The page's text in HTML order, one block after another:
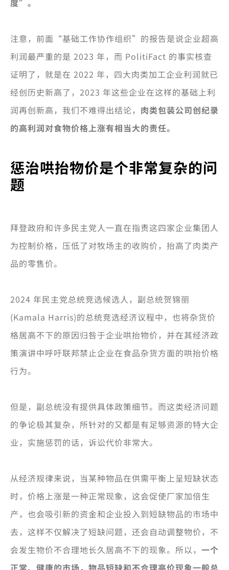
注意，前面“基础工作协作组织”的报告是说企业超高
利润最严重的是 2023 年，而 PolitiFact 的事实核查
证明了，就是在 2022 年，四大肉类加工企业利润就已
经创历史新高了，2023 年这些企业在这样的基础上利
润再创新高，我们不难得出结论， 肉类包装公司创纪录
的高利润对食物价格上涨有相当大的责任。
惩治哄抬物价是个非常复杂的问
题
拜登政府和许多民主党人一直在指责这四家企业集团人
为控制价格，压低了对牧场主的收购价，抬高了肉类产
品的零售价。
2024 年民主党总统竞选候选人，副总统贺锦丽
(Kamala Harris)的总统竞选经济议程中，也将杂货价
格居高不下的原因归咎于企业哄抬物价，并在其经济政
策演讲中呼吁联邦禁止企业在食品杂货方面的哄抬价格
行为。
但是，副总统没有提供具体政策细节。而这类经济问题
的争论极其复杂，所针对的又都是有足够资源的特大企
业，实施惩罚的话，诉讼代价非常大。
从经济规律来说，当某种物品在供需平衡上呈短缺状态
时，价格上涨是一种正常现象，这会促使厂家加倍生
产，也会吸引新的资金和企业投入到短缺物品的市场中
去，这样不仅解决了短缺问题，还会自动调整物价，不
会发生物价不合理地长久居高不下的现象。所以， 一个
正常、健康的市场，物品短缺和不合理高价现象一般总